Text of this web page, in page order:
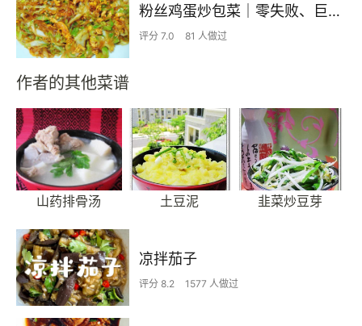
粉丝鸡蛋炒包菜｜零失败、巨下饭
评分 7.0 81 人做过
作者的其他菜谱
山药排骨汤 土豆泥 韭菜炒豆芽
凉拌茄子
评分 8.2 1577 人做过